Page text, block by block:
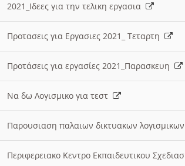
2021_Ιδεες για την τελικη εργασια
Προτασεις για Εργασιες 2021_ Τεταρτη
Προτάσεις για εργασίες 2021_Παρασκευη
Να δω Λογισμικο για τεστ
Παρουσιαση παλαιων δικτυακων
Περιφερειακο Κεντρο Εκπαιδευτικου